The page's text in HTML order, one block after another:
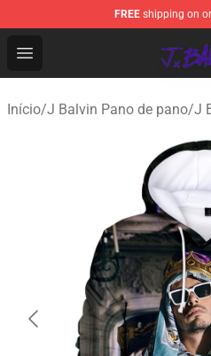
FREE shipping on
Open menu
J Balvin Store - Official J
Início/J Balvin Pano de pano/J